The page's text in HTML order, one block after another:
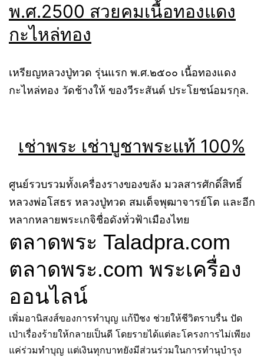
พ.ศ.2500 สวยคมเนื้อทองแดง
กะไหล่ทอง
เหรียญหลวงปู่ทวด รุ่นแรก พ.ศ.๒๕๐๐ เนื้อทองแดง
กะไหล่ทอง วัดช้างให้ ของวีระสันต์ ประโยชน์อมรกุล.
เช่าพระ เช่าบูชาพระแท้ 100%
ศูนย์รวบรวมทั้งเครื่องรางของขลัง มวลสารศักดิ์สิทธิ์
หลวงพ่อโสธร หลวงปู่ทวด สมเด็จพุฒาจารย์โต และอีก
หลากหลายพระเกจิชื่อดังทั่วฟ้าเมืองไทย
ตลาดพระ Taladpra.com
ตลาดพระ.com พระเครื่อง
ออนไลน์
เพิ่มอานิสงส์ของการทำบุญ แก้ปีชง ช่วยให้ชีวิตราบรื่น ปัด
เป่าเรื่องร้ายให้กลายเป็นดี โดยรายได้แต่ละโครงการไม่เพียง
แค่ร่วมทำบุญ แต่เงินทุกบาทยังมีส่วนร่วมในการทํานุบํารุง